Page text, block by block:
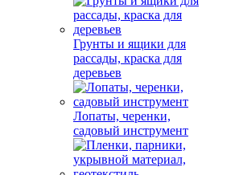
Грунты и ящики для
рассады, краска для
деревьев
Лопаты, черенки,
садовый инструмент